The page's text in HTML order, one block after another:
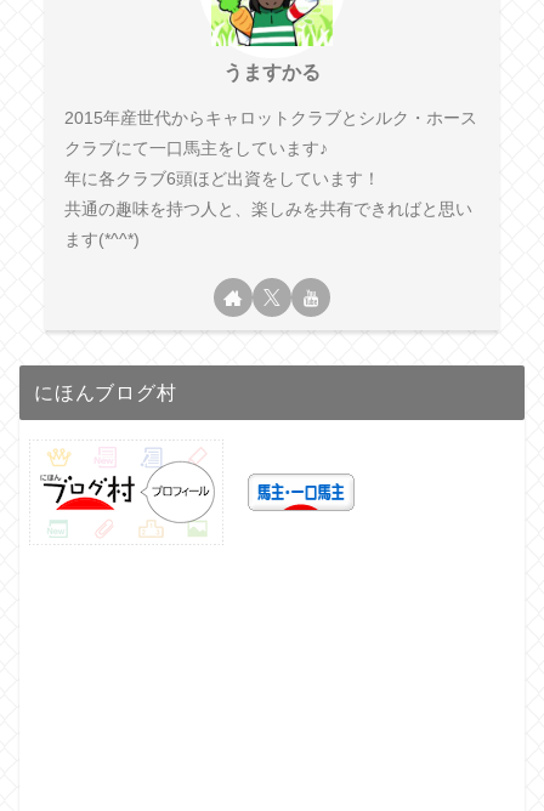
うますかる
2015年産世代からキャロットクラブとシルク・ホース
クラブにて一口馬主をしています♪
年に各クラブ6頭ほど出資をしています！
共通の趣味を持つ人と、楽しみを共有できればと思い
ます(*^^*)
にほんブログ村